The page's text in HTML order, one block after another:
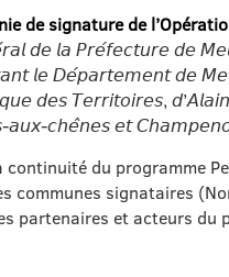
de signature de
𝘥𝘦 𝘭𝘢 𝘗𝘳𝘦́𝘧𝘦𝘤𝘵𝘶𝘳𝘦 𝘥𝘦
𝘭𝘦 𝘋𝘦́𝘱𝘢𝘳𝘵𝘦𝘮𝘦𝘯𝘵
𝘥𝘦𝘴 𝘛𝘦𝘳𝘳𝘪𝘵𝘰𝘪𝘳𝘦𝘴,
𝘤𝘩𝘦̂𝘯𝘦𝘴 𝘦𝘵
du programme
communes signataires
partenaires et acteurs